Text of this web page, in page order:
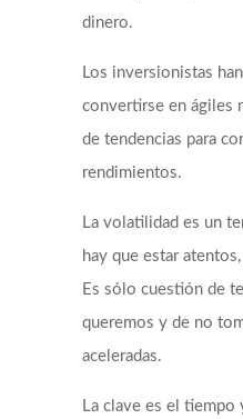
dinero.
Los inversionistas
convertirse en ágiles
de tendencias para
rendimientos.
La volatilidad es un
hay que estar
Es sólo cuestión de
queremos y de no
aceleradas.
La clave es el tiempo